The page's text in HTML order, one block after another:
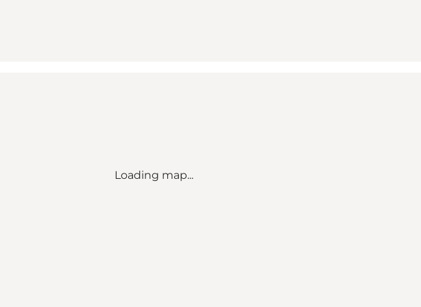
Loading map...